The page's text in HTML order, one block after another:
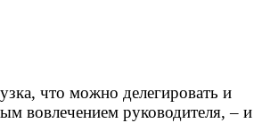
что можно делегировать и
вовлечением руководителя, – и